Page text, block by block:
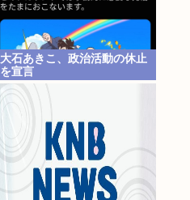
大石あきこ、政治活動の休止
を宣言